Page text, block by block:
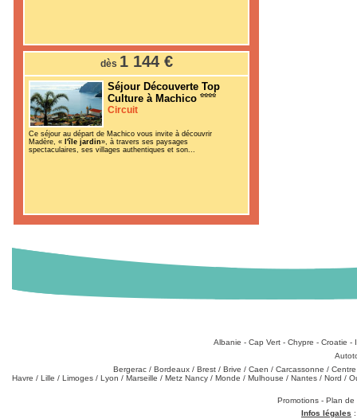
dès 1 144 €
Séjour Découverte Top
Culture à Machico
Circuit
Ce séjour au départ de Machico vous invite à découvrir
Madère, « l'île jardin», à travers ses paysages
spectaculaires, ses villages authentiques et son...
Albanie - Cap Vert- Chypre - Croatie -
Bergerac / Bordeaux / Brest / Brive / Caen / Carcassonne / Centre
Havre / Lille / Limoges / Lyon / Marseille / Metz Nancy / Monde / Mulhouse / Nantes / Nord /
Promotions - Plan
Infos légales